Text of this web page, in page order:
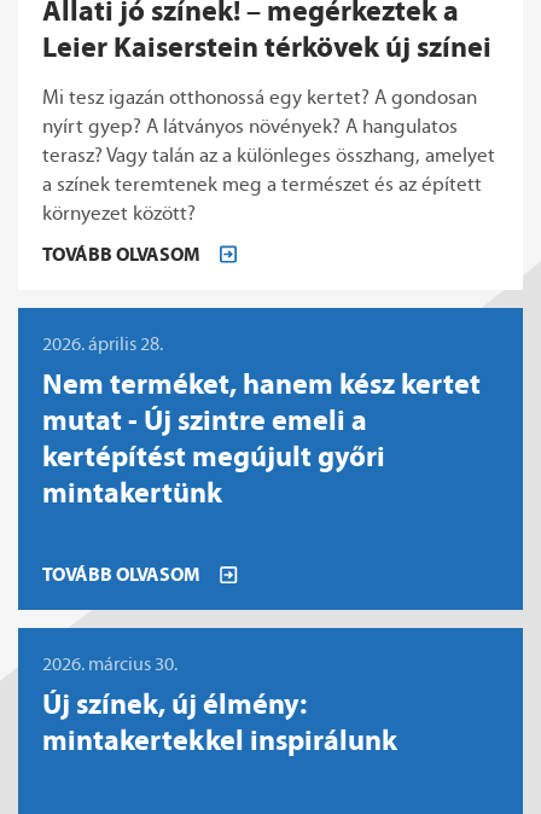
Állati jó színek! – megérkeztek a
Leier Kaiserstein térkövek új színei
Mi tesz igazán otthonossá egy kertet? A gondosan
nyírt gyep? A látványos növények? A hangulatos
terasz? Vagy talán az a különleges összhang, amelyet
a színek teremtenek meg a természet és az épített
környezet között?
TOVÁBB OLVASOM
2026. április 28.
Nem terméket, hanem kész kertet
mutat - Új szintre emeli a
kertépítést megújult győri
mintakertünk
TOVÁBB OLVASOM
2026. március 30.
Új színek, új élmény:
mintakertekkel inspirálunk